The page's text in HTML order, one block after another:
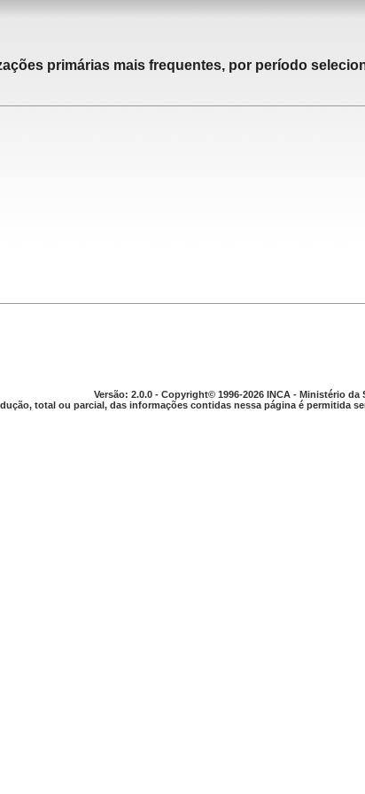
primárias mais frequentes, por período
Versão: 2.0.0 - Copyright© 1996-2026 INCA - Ministério da
total ou parcial, das informações contidas nessa página é permitida